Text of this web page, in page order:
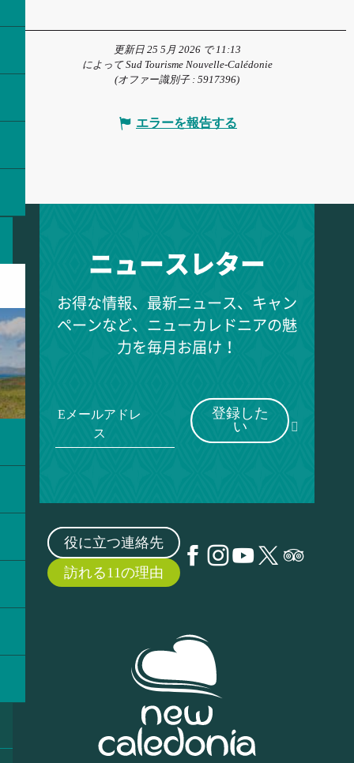
更新日 25 5月 2026 で 11:13
によって Sud Tourisme Nouvelle-Calédonie
(オファー識別子 : 5917396)
エラーを報告する
ニュースレター
お得な情報、最新ニュース、キャン
ペーンなど、ニューカレドニアの魅
力を毎月お届け！
Eメールアドレ
ス
登録した
い
役に立つ連絡先
訪れる11の理由